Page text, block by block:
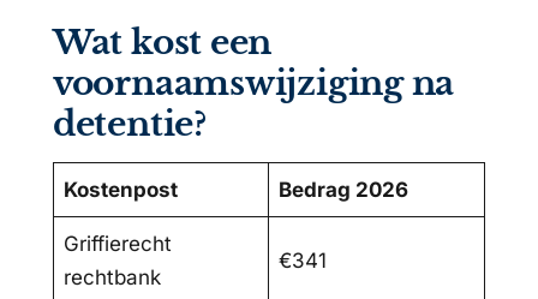
Wat kost een
voornaamswijziging na
detentie?
Kostenpost Bedrag 2026
Griffierecht
rechtbank
€341